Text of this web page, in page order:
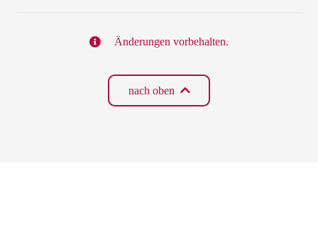
Änderungen vorbehalten.
nach oben